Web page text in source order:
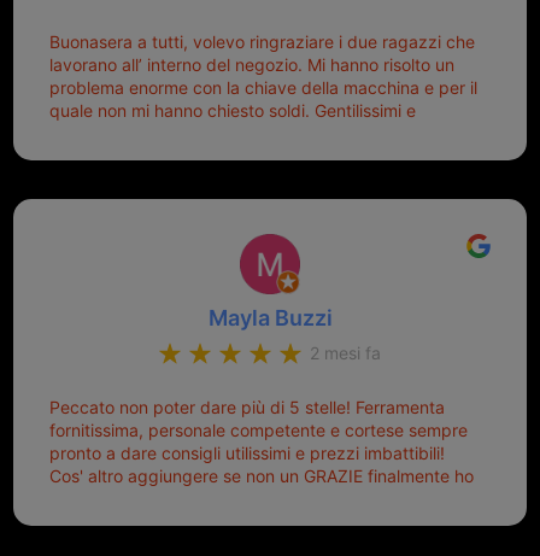
Buonasera a tutti, volevo ringraziare i due ragazzi che
lavorano all’ interno del negozio. Mi hanno risolto un
problema enorme con la chiave della macchina e per il
quale non mi hanno chiesto soldi. Gentilissimi e
Sicuramente tornerò qui per qualsiasi altro problema.
Mayla Buzzi
2 mesi fa
Peccato non poter dare più di 5 stelle! Ferramenta
fornitissima, personale competente e cortese sempre
pronto a dare consigli utilissimi e prezzi imbattibili!
Cos' altro aggiungere se non un GRAZIE finalmente ho
mio riferimento. Ah dimenticavo...da loro sono riuscita